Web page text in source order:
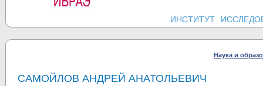
ИНСТИТУТ
Наука и
САМОЙЛОВ АНДРЕЙ АНАТОЛЬЕВИЧ